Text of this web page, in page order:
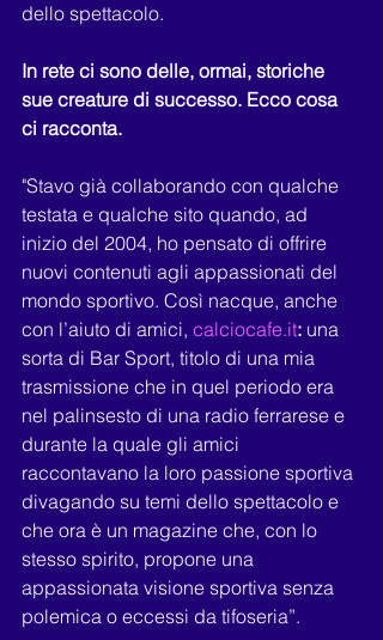
dello spettacolo.
In rete ci sono delle, ormai, storiche
sue creature di successo. Ecco cosa
ci racconta.
"Stavo già collaborando con qualche
testata e qualche sito quando, ad
inizio del 2004, ho pensato di offrire
nuovi contenuti agli appassionati del
mondo sportivo. Così nacque, anche
con l’aiuto di amici, calciocafe.it: una
sorta di Bar Sport, titolo di una mia
trasmissione che in quel periodo era
nel palinsesto di una radio ferrarese e
durante la quale gli amici
raccontavano la loro passione sportiva
divagando su temi dello spettacolo e
che ora è un magazine che, con lo
stesso spirito, propone una
appassionata visione sportiva senza
polemica o eccessi da tifoseria”.